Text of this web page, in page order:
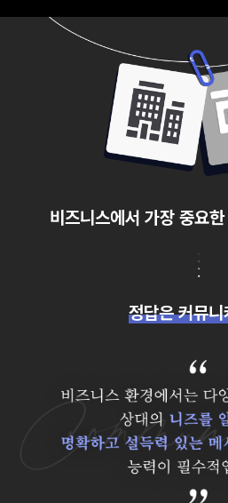
비즈니스에서 가장 중요
정답은 커뮤니